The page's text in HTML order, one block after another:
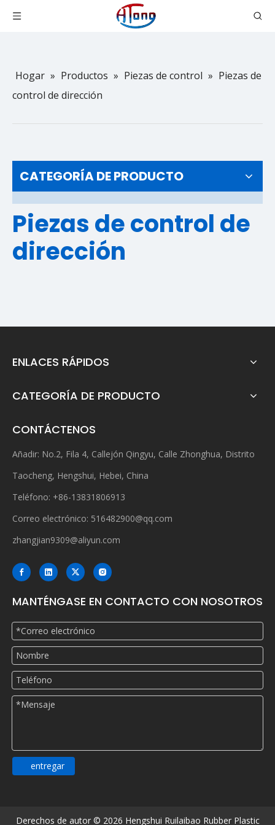
Hogar » Productos » Piezas de control » Piezas de
control de dirección
CATEGORÍA DE PRODUCTO
Piezas de control de
dirección
ENLACES RÁPIDOS
CATEGORÍA DE PRODUCTO
CONTÁCTENOS
Añadir: No.2, Fila 4, Callejón Qingyu, Calle Zhonghua, Distrito
Taocheng, Hengshui, Hebei, China
Teléfono: +86-13831806913
Correo electrónico: 516482900@qq.com
zhangjian9309@aliyun.com
MANTÉNGASE EN CONTACTO CON NOSOTROS
entregar
Derechos de autor © 2026 Hengshui Ruilaibao Rubber Plastic